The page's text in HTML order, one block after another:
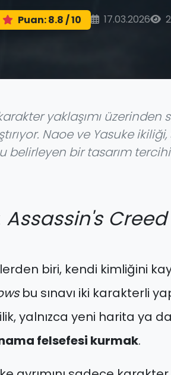
Puan: 8.8 / 10 17.03.2026
yaklaşımı üzerinden
Naoe ve Yasuke
belirleyen bir tasarım
Assassin's
biri, kendi kimliğini
bu sınavı iki karakterli
yalnızca yeni harita ya
felsefesi kurmak.